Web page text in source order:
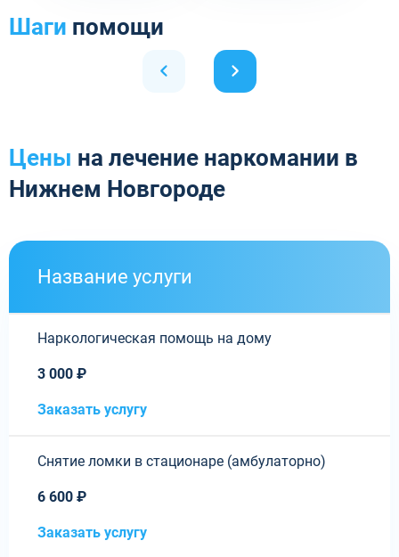
Шаги помощи
Цены на лечение наркомании в
Нижнем Новгороде
Название услуги
Наркологическая помощь на дому
3 000 ₽
Заказать услугу
Снятие ломки в стационаре (амбулаторно)
6 600 ₽
Заказать услугу